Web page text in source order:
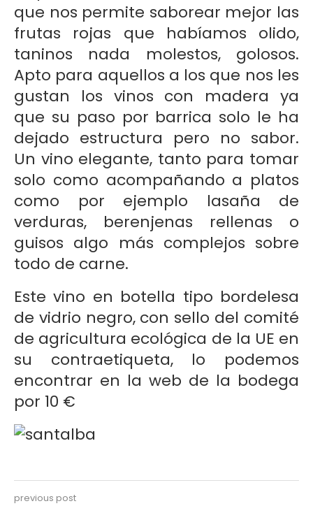
que nos permite saborear mejor las
frutas rojas que habíamos olido,
taninos nada molestos, golosos.
Apto para aquellos a los que nos les
gustan los vinos con madera ya
que su paso por barrica solo le ha
dejado estructura pero no sabor.
Un vino elegante, tanto para tomar
solo como acompañando a platos
como por ejemplo lasaña de
verduras, berenjenas rellenas o
guisos algo más complejos sobre
todo de carne.
Este vino en botella tipo bordelesa
de vidrio negro, con sello del comité
de agricultura ecológica de la UE en
su contraetiqueta, lo podemos
encontrar en la web de la bodega
por 10 €
previous post